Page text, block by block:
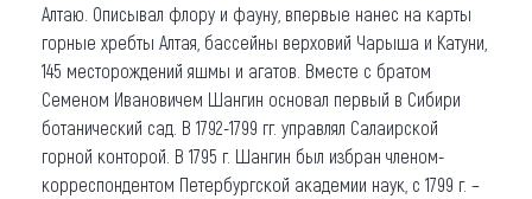
Алтаю. Описывал флору и фауну, впервые нанес на карты
горные хребты Алтая, бассейны верховий Чарыша и Катуни,
145 месторождений яшмы и агатов. Вместе с братом
Семеном Ивановичем Шангин основал первый в Сибири
ботанический сад. В 1792-1799 гг. управлял Салаирской
горной конторой. В 1795 г. Шангин был избран членом-
корреспондентом Петербургской академии наук, с 1799 г. –